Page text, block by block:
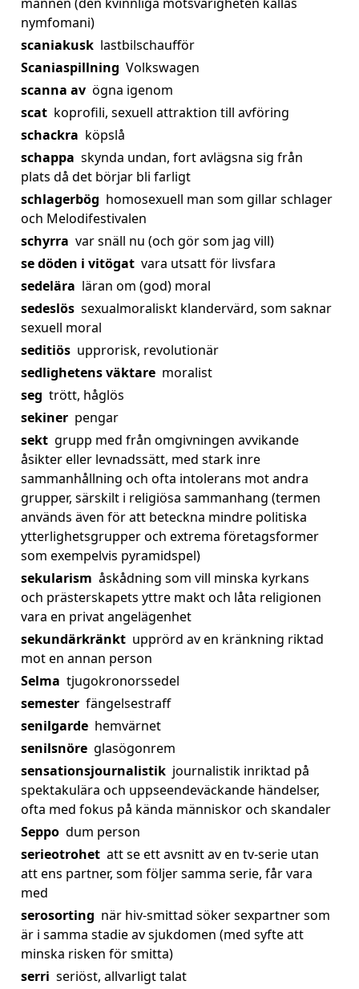
nymfomani)
scaniakusk lastbilschaufför
Scaniaspillning Volkswagen
scanna av ögna igenom
scat koprofili, sexuell attraktion till avföring
schackra köpslå
schappa skynda undan, fort avlägsna sig från
plats då det börjar bli farligt
schlagerbög homosexuell man som gillar schlager
och Melodifestivalen
schyrra var snäll nu (och gör som jag vill)
se döden i vitögat vara utsatt för livsfara
sedelära läran om (god) moral
sedeslös sexualmoraliskt klandervärd, som saknar
sexuell moral
seditiös upprorisk, revolutionär
sedlighetens väktare moralist
seg trött, håglös
sekiner pengar
sekt grupp med från omgivningen avvikande
åsikter eller levnadssätt, med stark inre
sammanhållning och ofta intolerans mot andra
grupper, särskilt i religiösa sammanhang (termen
används även för att beteckna mindre politiska
ytterlighetsgrupper och extrema företagsformer
som exempelvis pyramidspel)
sekularism åskådning som vill minska kyrkans
och prästerskapets yttre makt och låta religionen
vara en privat angelägenhet
sekundärkränkt upprörd av en kränkning riktad
mot en annan person
Selma tjugokronorssedel
semester fängelsestraff
senilgarde hemvärnet
senilsnöre glasögonrem
sensationsjournalistik journalistik inriktad på
spektakulära och uppseendeväckande händelser,
ofta med fokus på kända människor och skandaler
Seppo dum person
serieotrohet att se ett avsnitt av en tv-serie utan
att ens partner, som följer samma serie, får vara
med
serosorting när hiv-smittad söker sexpartner som
är i samma stadie av sjukdomen (med syfte att
minska risken för smitta)
serri seriöst, allvarligt talat